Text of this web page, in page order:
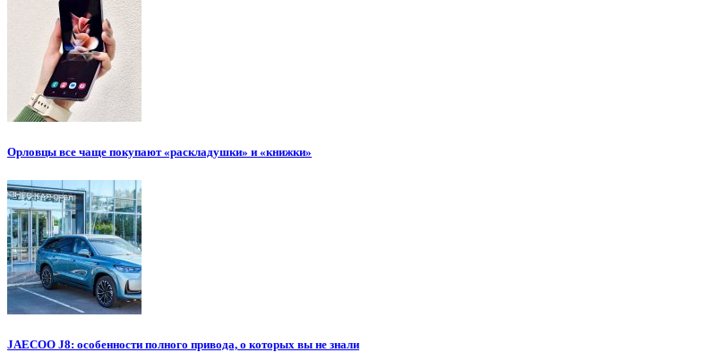
Орловцы все чаще покупают «раскладушки» и «книжки»
JAECOO J8: особенности полного привода, о которых вы не знали